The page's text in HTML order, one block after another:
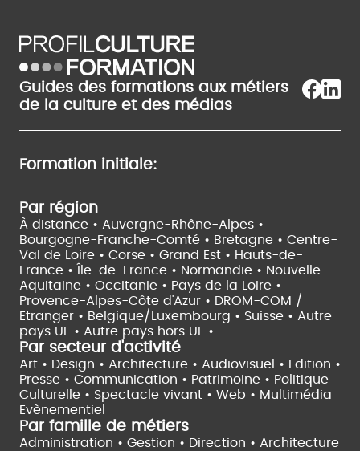
Guides des formations aux métiers
de la culture et des médias
Formation initiale:
Par région
À distance • Auvergne-Rhône-Alpes •
Bourgogne-Franche-Comté • Bretagne • Centre-
Val de Loire • Corse • Grand Est • Hauts-de-
France •
Île-de-France • Normandie • Nouvelle-
Aquitaine • Occitanie • Pays de la Loire •
Provence-Alpes-Côte d'Azur • DROM-COM /
Etranger • Belgique/Luxembourg • Suisse • Autre
pays UE • Autre pays hors UE •
Par secteur d'activité
Art • Design • Architecture • Audiovisuel • Edition •
Presse • Communication • Patrimoine • Politique
Culturelle • Spectacle vivant • Web • Multimédia
Evènementiel
Par famille de métiers
Administration • Gestion • Direction • Architecture